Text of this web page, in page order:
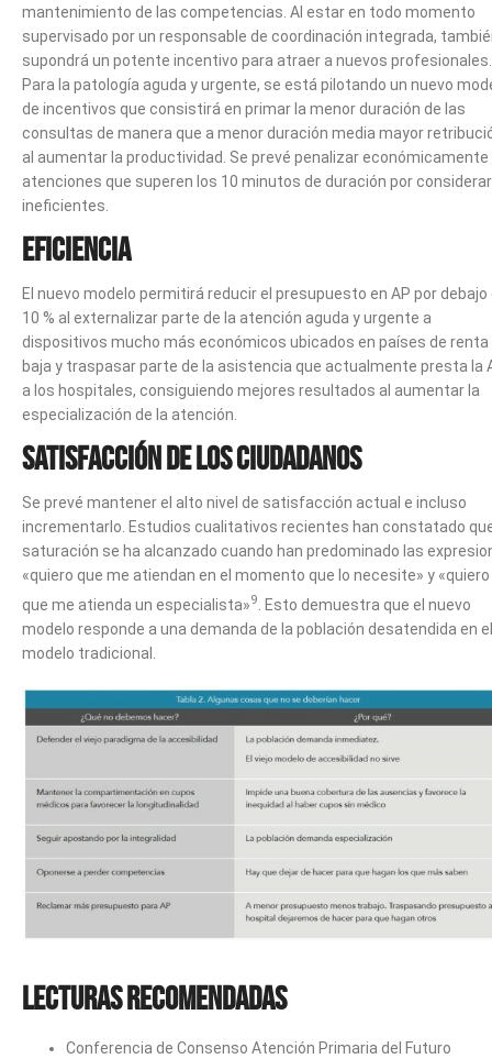
mantenimiento de las competencias. Al estar en todo momento
supervisado por un responsable de coordinación integrada,
supondrá un potente incentivo para atraer a nuevos profesionales.
Para la patología aguda y urgente, se está pilotando un nuevo
de incentivos que consistirá en primar la menor duración de las
consultas de manera que a menor duración media mayor
al aumentar la productividad. Se prevé penalizar económicamente
atenciones que superen los 10 minutos de duración por
ineficientes.
Eficiencia
El nuevo modelo permitirá reducir el presupuesto en AP por debajo
10 % al externalizar parte de la atención aguda y urgente a
dispositivos mucho más económicos ubicados en países de renta
baja y traspasar parte de la asistencia que actualmente presta la
a los hospitales, consiguiendo mejores resultados al aumentar la
especialización de la atención.
Satisfacción de los ciudadanos
Se prevé mantener el alto nivel de satisfacción actual e incluso
incrementarlo. Estudios cualitativos recientes han constatado
saturación se ha alcanzado cuando han predominado las
«quiero que me atiendan en el momento que lo necesite» y «quiero
que me atienda un especialista»9
. Esto demuestra que el nuevo
modelo responde a una demanda de la población desatendida en el
modelo tradicional.
Lecturas recomendadas
Conferencia de Consenso Atención Primaria del Futuro